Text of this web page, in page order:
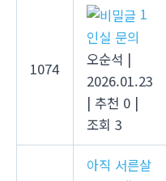
1074
1
인실 문의
오순석 |
2026.01.23
| 추천 0 |
조회 3
아직 서른살